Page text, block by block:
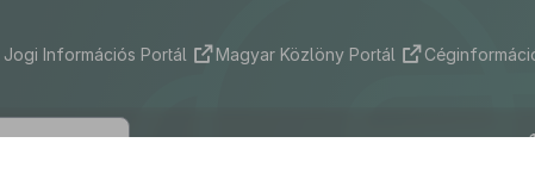
Jogi Információs Portál Magyar Közlöny Portál